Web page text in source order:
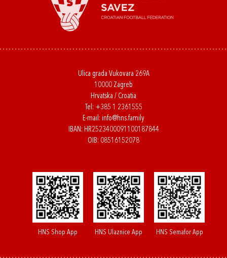
Ulica grada Vukovara 269A
10000 Zagreb
Hrvatska / Croatia
Tel: +385 1 2361555
E-mail: info@hns.family
IBAN: HR2523400091100187844
OIB: 08516152078
HNS Shop App HNS Ulaznice App HNS Semafor App